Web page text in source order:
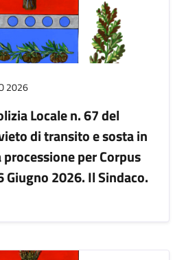
2026
Locale n. 67 del
di transito e sosta in
per Corpus
Giugno 2026. Il Sindaco.